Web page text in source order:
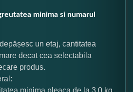
minima si numarul
un etaj, cantitatea
decat cea selectabila
produs.
minima pleaca de la 3.0 kg.